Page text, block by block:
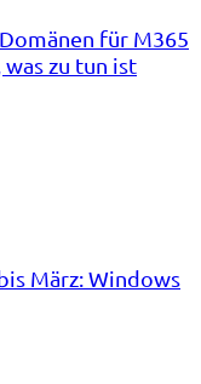
für M365
zu tun ist
März: Windows